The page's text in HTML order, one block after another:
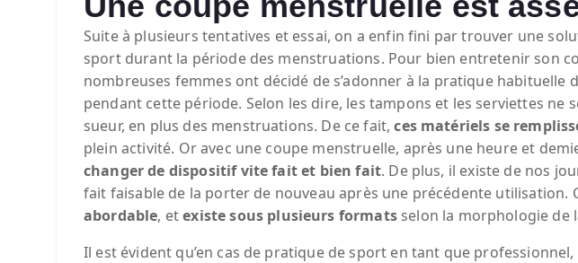
Suite à plusieurs tentatives et essai, on a enfin fini par trouver une
sport durant la période des menstruations. Pour bien entretenir son
nombreuses femmes ont décidé de s’adonner à la pratique habituelle
pendant cette période. Selon les dire, les tampons et les serviettes
sueur, en plus des menstruations. De ce fait,ces matériels se
plein activité. Or avec une coupe menstruelle, après une heure et
changer de dispositif vite fait et bien fait. De plus, il existe de nos
fait faisable de la porter de nouveau après une précédente
abordable, etexiste sous plusieurs formatsselon la morphologie de
Il est évident qu’en cas de pratique de sport en tant que